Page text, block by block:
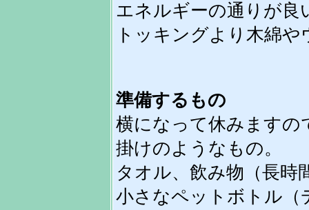
エネルギーの通りが
トッキングより木綿
準備するもの
横になって休みますの
掛けのようなもの。
タオル、飲み物（長時
小さなペットボトル（